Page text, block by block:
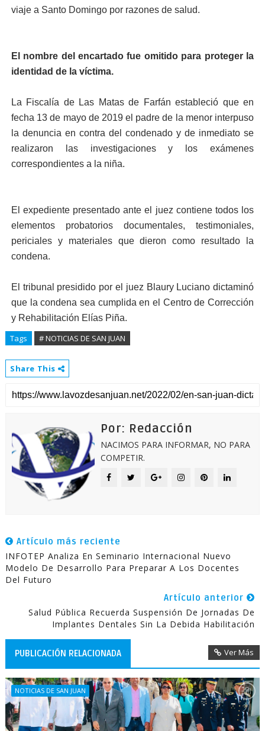
viaje a Santo Domingo por razones de salud.
El nombre del encartado fue omitido para proteger la
identidad de la víctima.
La Fiscalía de Las Matas de Farfán estableció que en
fecha 13 de mayo de 2019 el padre de la menor interpuso
la denuncia en contra del condenado y de inmediato se
realizaron las investigaciones y los exámenes
correspondientes a la niña.
El expediente presentado ante el juez contiene todos los
elementos probatorios documentales, testimoniales,
periciales y materiales que dieron como resultado la
condena.
El tribunal presidido por el juez Blaury Luciano dictaminó
que la condena sea cumplida en el Centro de Corrección
y Rehabilitación Elías Piña.
Tags # NOTICIAS DE SAN JUAN
Share This
Por: Redacción
NACIMOS PARA INFORMAR, NO PARA
COMPETIR.
Artículo más reciente
INFOTEP Analiza En Seminario Internacional Nuevo
Modelo De Desarrollo Para Preparar A Los Docentes
Del Futuro
Artículo anterior
Salud Pública Recuerda Suspensión De Jornadas De
Implantes Dentales Sin La Debida Habilitación
PUBLICACIÓN RELACIONADA Ver Más
NOTICIAS DE SAN JUAN